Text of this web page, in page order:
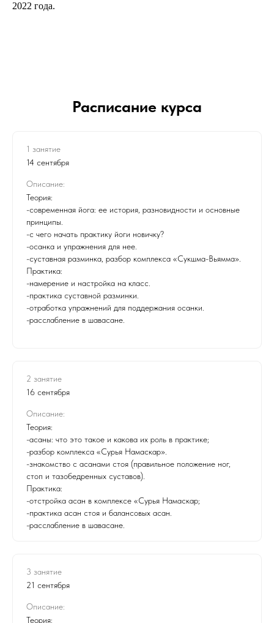
2022 года.
Расписание курса
1 занятие
14 сентября
Описание:
Теория:
-современная йога: ее история, разновидности и основные
принципы.
-с чего начать практику йоги новичку?
-осанка и упражнения для нее.
-суставная разминка, разбор комплекса «Сукшма-Вьямма».
Практика:
-намерение и настройка на класс.
-практика суставной разминки.
-отработка упражнений для поддержания осанки.
-расслабление в шавасане.
2 занятие
16 сентября
Описание:
Теория:
-асаны: что это такое и какова их роль в практике;
-разбор комплекса «Сурья Намаскар».
-знакомство с асанами стоя (правильное положение ног,
стоп и тазобедренных суставов).
Практика:
-отстройка асан в комплексе «Сурья Намаскар;
-практика асан стоя и балансовых асан.
-расслабление в шавасане.
3 занятие
21 сентября
Описание:
Теория: